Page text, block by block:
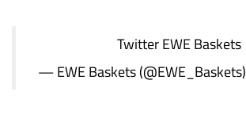
TwitterEWE Baskets
— EWE Baskets (@EWE_Baskets)